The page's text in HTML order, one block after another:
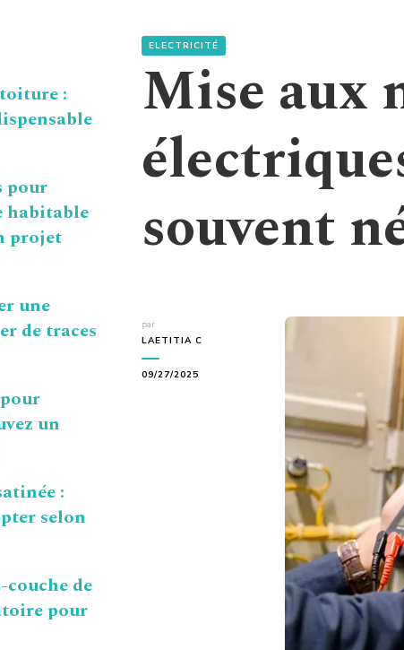
ELECTRICITÉ
Mise aux
souvent
par
LAETITIA C
09/27/2025
:
pour
habitable
projet
une
de traces
un
:
selon
de
pour